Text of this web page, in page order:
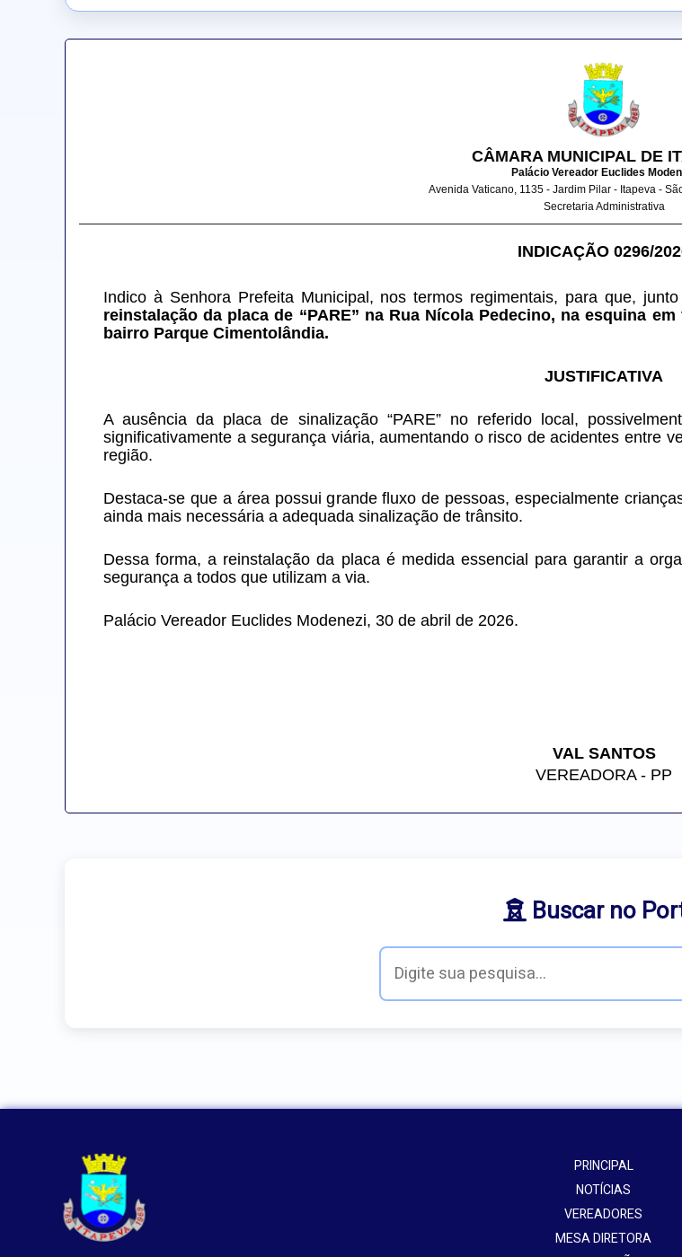
CÂMARA MUNICIPAL DE
Palácio Vereador Euclides
Avenida Vaticano, 1135 - Jardim Pilar - Itapeva -
Secretaria Administrativa
INDICAÇÃO 0296/
Indico à Senhora Prefeita Municipal, nos termos regimentais, para que,
reinstalação da placa de “PARE” na Rua Nícola Pedecino, na esquina
bairro Parque Cimentolândia.
JUSTIFICATIVA
A ausência da placa de sinalização “PARE” no referido local,
significativamente a segurança viária, aumentando o risco de acidentes entre
região.
Destaca-se que a área possui grande fluxo de pessoas, especialmente
ainda mais necessária a adequada sinalização de trânsito.
Dessa forma, a reinstalação da placa é medida essencial para garantir a
segurança a todos que utilizam a via.
Palácio Vereador Euclides Modenezi, 30 de abril de 2026.
VAL SANTOS
VEREADORA - PP
Buscar no
PRINCIPAL
NOTÍCIAS
VEREADORES
MESA DIRETORA